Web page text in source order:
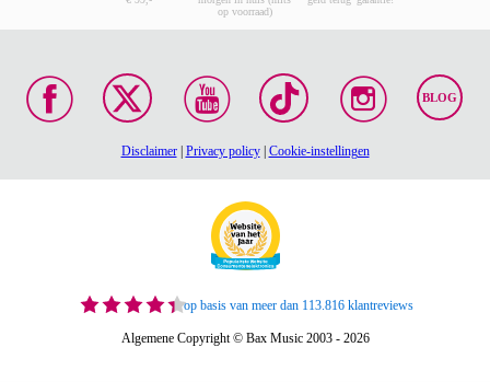
op voorraad)
BLOG
Disclaimer| Privacy policy| Cookie-instellingen
op basis van meer dan 113.816 klantreviews
Algemene Copyright © Bax Music 2003 - 2026